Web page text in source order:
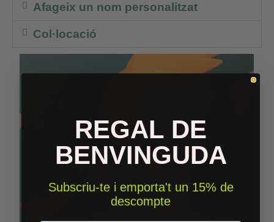
Afageix un nom personalitzat
Col·locació
REGAL DE
BENVINGUDA
Subscriu-te i emporta't un 15% de
descompte